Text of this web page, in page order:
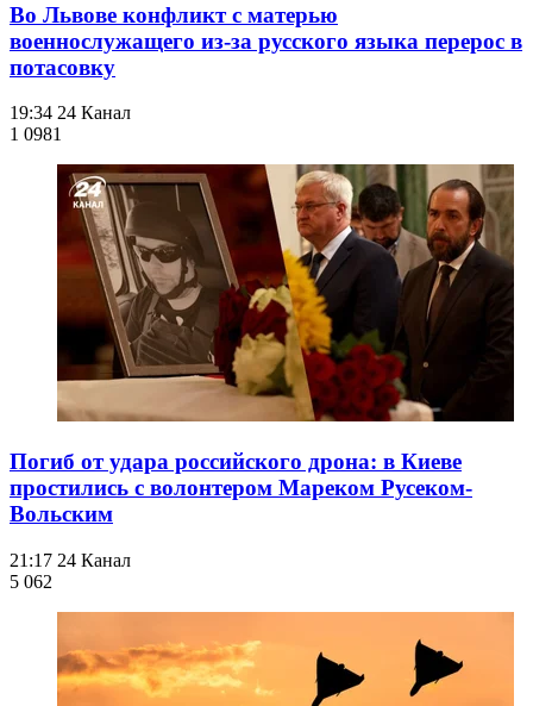
Во Львове конфликт с матерью
военнослужащего из-за русского языка перерос в
потасовку
19:34 24 Канал
1 0981
Погиб от удара российского дрона: в Киеве
простились с волонтером Мареком Русеком-
Вольским
21:17 24 Канал
5 062